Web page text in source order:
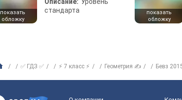
показать
обложку
стандарта
показать
обложку
✅ ГДЗ ✅ ⚡ 7 класс ⚡ Геометрия ✍ Бевз